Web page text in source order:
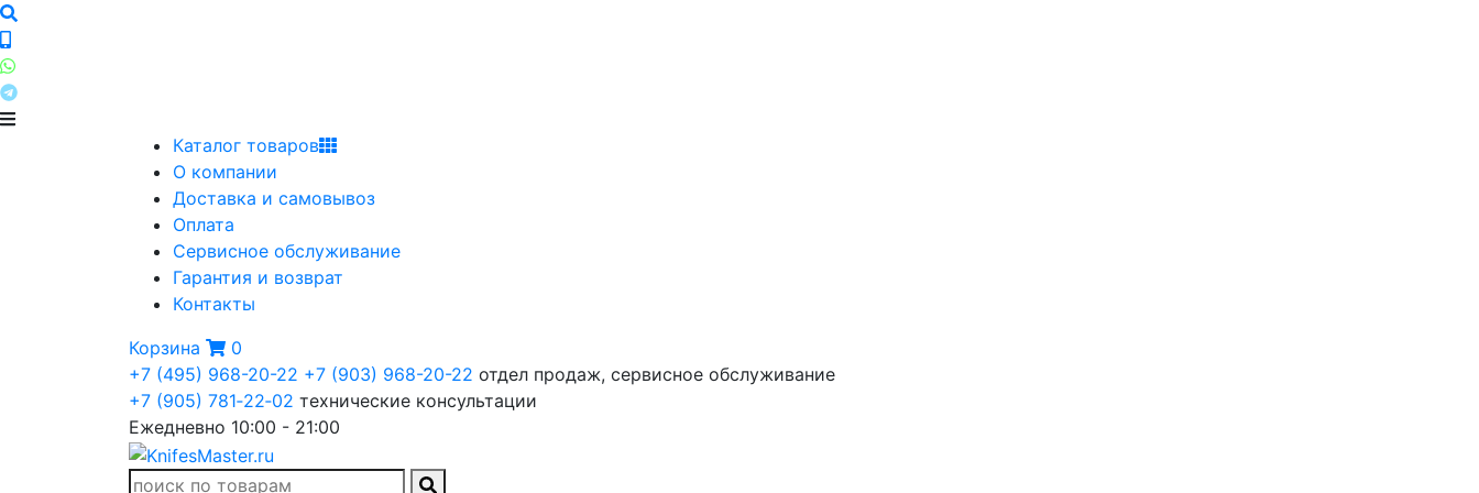
Каталог товаров
О компании
Доставка и самовывоз
Оплата
Сервисное обслуживание
Гарантия и возврат
Контакты
Корзина
0
+7 (495) 968-20-22 +7 (903) 968-20-22 отдел продаж, сервисное обслуживание
+7 (905) 781‑22‑02 технические консультации
Ежедневно 10:00 - 21:00